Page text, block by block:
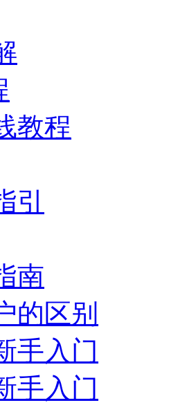
教程
引
南
的区别
手入门
手入门